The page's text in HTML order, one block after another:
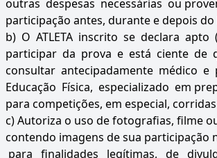
outras despesas necessárias ou
participação antes, durante e depois do
b) O ATLETA inscrito se declara apto
participar da prova e está ciente de
consultar antecipadamente médico e
Educação Física, especializado em
para competições, em especial,
c) Autoriza o uso de fotografias, filme
contendo imagens de sua participação
para finalidades legítimas, de